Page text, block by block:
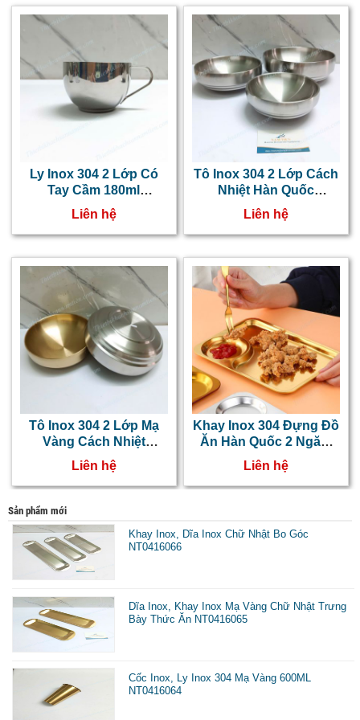
Ly Inox 304 2 Lớp Có
Tay Cầm 180ml
NT0416041
Liên hệ
Tô Inox 304 2 Lớp Cách
Nhiệt Hàn Quốc
NT0416049
Liên hệ
Tô Inox 304 2 Lớp Mạ
Vàng Cách Nhiệt
Chống Bỏng Kiểu Hàn
Quốc NT0416050
Liên hệ
Khay Inox 304 Đựng Đồ
Ăn Hàn Quốc 2 Ngăn,
Khay Há Cảo, Cơm
NT0416017
Liên hệ
Sản phẩm mới
Khay Inox, Dĩa Inox Chữ Nhật Bo Góc
NT0416066
Dĩa Inox, Khay Inox Mạ Vàng Chữ Nhật Trưng
Bày Thức Ăn NT0416065
Cốc Inox, Ly Inox 304 Mạ Vàng 600ML
NT0416064